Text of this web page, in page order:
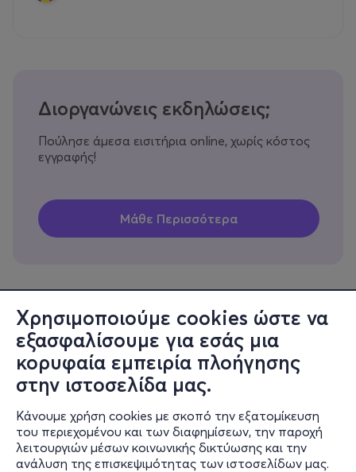
Χρησιμοποιούμε cookies ώστε να
εξασφαλίσουμε για εσάς μια
κορυφαία εμπειρία πλοήγησης
στην ιστοσελίδα μας.
Κάνουμε χρήση cookies με σκοπό την εξατομίκευση
του περιεχομένου και των διαφημίσεων, την παροχή
λειτουργιών μέσων κοινωνικής δικτύωσης και την
ανάλυση της επισκεψιμότητας των ιστοσελίδων μας.
Διοργανώνεις εκδηλώσεις;
Πούλησε άμεσα εισιτήρια online, χωρίς κόστος
εγγραφής!
Πληροφορίες
Υποστήριξη
Stay Connected